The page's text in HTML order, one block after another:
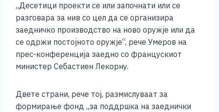
„Десетици проекти се или започнати или се
разговара за нив со цел да се организира
заедничко производство на ново оружје или да
се одржи постојното оружје“, рече Умеров на
прес-конференција заедно со францускиот
министер Себастиен Лекорну.
Двете страни, рече тој, размислуваат за
формирање фонд „за поддршка на заеднички